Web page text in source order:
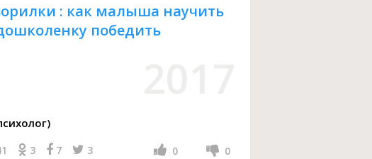
: как малыша научить
победить
3 7 3 0 0